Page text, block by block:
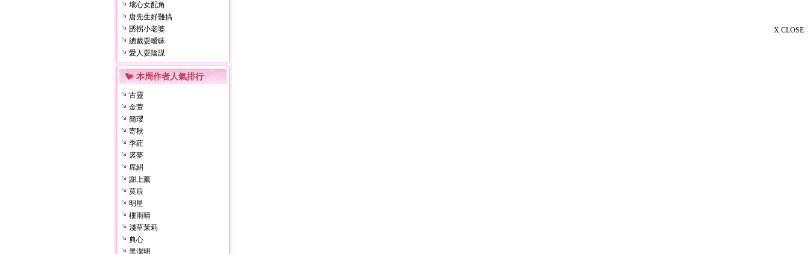
X CLOSE
壞心女配角
唐先生好難搞
誘拐小老婆
總裁耍曖昧
愛人耍陰謀
本周作者人氣排行
古靈
金萱
簡瓔
寄秋
季葒
裘夢
席絹
謝上薰
莫辰
明星
樓雨晴
淺草茉莉
典心
黑潔明